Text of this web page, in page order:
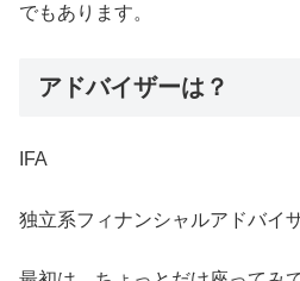
でもあります。
アドバイザーは？
IFA
独立系フィナンシャルアドバイ